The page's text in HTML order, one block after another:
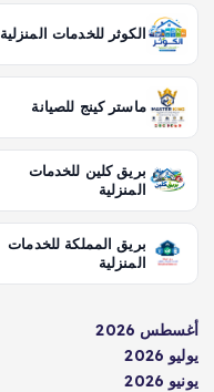
الكوثر للخدمات المنزلية
ماستر كينج للصيانة
بريق كلين للخدمات
المنزلية
بريق المملكة للخدمات
المنزلية
أغسطس 2026
يوليو 2026
يونيو 2026